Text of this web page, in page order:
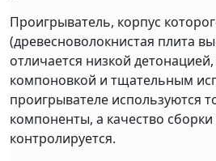
Проигрыватель, корпус
(древесноволокнистая плита
отличается низкой
компоновкой и тщательным
проигрывателе используются
компоненты, а качество сборки
контролируется.